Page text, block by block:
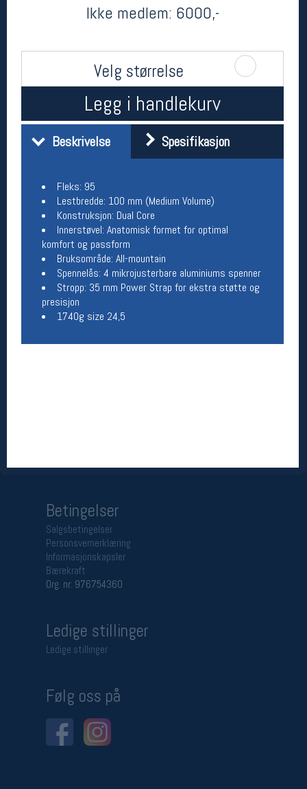
Ikke medlem: 6000,-
Velg størrelse
Legg i handlekurv
Beskrivelse Spesifikasjon
Fleks: 95
Lestbredde: 100 mm (Medium Volume)
Konstruksjon: Dual Core
Innerstøvel: Anatomisk formet for optimal
komfort og passform
Bruksområde: All-mountain
Spennelås: 4 mikrojusterbare aluminiums spenner
Stropp: 35 mm Power Strap for ekstra støtte og
presisjon
1740g size 24,5
Oslo Sportslager
Torggata 20
Telefon: 23 32 62 00
(telefontid man-fredag klokken 10-13)
Kontakt oss
Åpningstider butikk
Man-Fredag:
Lørdag:
11-16
Team Oslo Sportslager
Magasinet
Medlemstilbud og aktiviteter
Betingelser
Salgsbetingelser
Personsvernerklæring
Informasjonskapsler
Bærekraft
Org. nr: 976754360
Ledige stillinger
Ledige stillinger
Følg oss på